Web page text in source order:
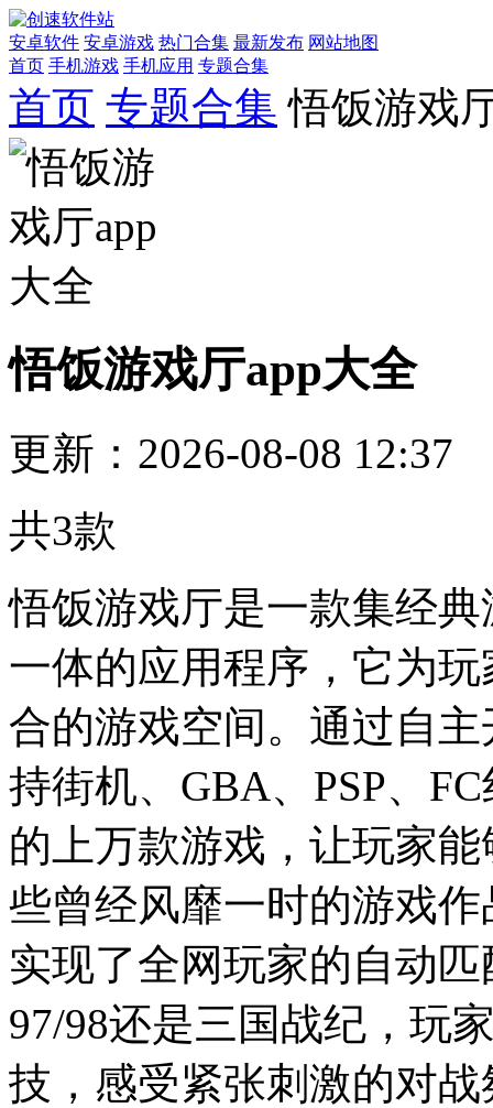
安卓软件 安卓游戏 热门合集 最新发布 网站地图
首页 手机游戏 手机应用 专题合集
首页 专题合集 悟饭游戏
悟饭游戏厅app大全
更新：2026-08-08 12:37
共3款
悟饭游戏厅是一款集经
一体的应用程序，它为
合的游戏空间。通过自
持街机、GBA、PSP、
的上万款游戏，让玩家
些曾经风靡一时的游戏
实现了全网玩家的自动
97/98还是三国战纪，玩
技，感受紧张刺激的对战